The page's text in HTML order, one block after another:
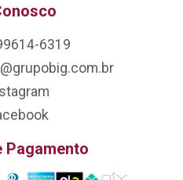
6319
Pagamento